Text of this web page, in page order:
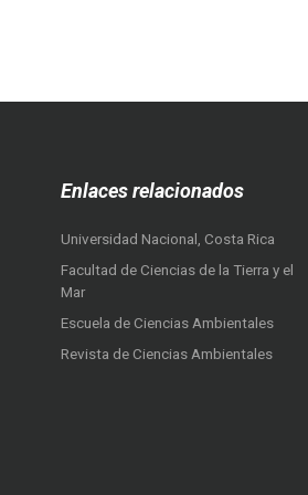
Enlaces relacionados
Universidad Nacional, Costa Rica
Facultad de Ciencias de la Tierra y el
Mar
Escuela de Ciencias Ambientales
Revista de Ciencias Ambientales